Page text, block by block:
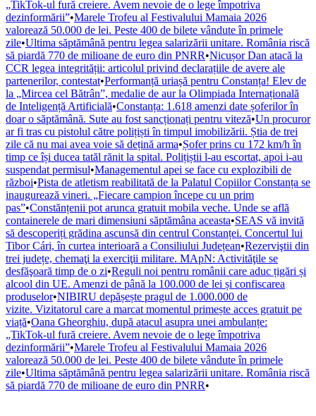
„TikTok-ul fură creiere. Avem nevoie de o lege împotriva
dezinformării”•Marele Trofeu al Festivalului Mamaia 2026
valorează 50.000 de lei. Peste 400 de bilete vândute în primele
zile•Ultima săptămână pentru legea salarizării unitare. România riscă
să piardă 770 de milioane de euro din PNRR•Nicușor Dan atacă la
CCR legea integrității: articolul privind declarațiile de avere ale
partenerilor, contestat•Performanță uriașă pentru Constanța! Elev de
la „Mircea cel Bătrân”, medalie de aur la Olimpiada Internațională
de Inteligență Artificială•Constanța: 1.618 amenzi date șoferilor în
doar o săptămână. Sute au fost sancționați pentru viteză•Un procuror
ar fi tras cu pistolul către polițiști în timpul imobilizării. Știa de trei
zile că nu mai avea voie să dețină arma•Șofer prins cu 172 km/h în
timp ce își ducea tatăl rănit la spital. Polițiștii l-au escortat, apoi i-au
suspendat permisul•Managementul apei se face cu explozibili de
război•Pista de atletism reabilitată de la Palatul Copiilor Constanța se
inaugurează vineri. „Fiecare campion începe cu un prim
pas”•Constănțenii pot arunca gratuit mobila veche. Unde se află
containerele de mari dimensiuni săptămâna aceasta•SEAS vă invită
să descoperiți grădina ascunsă din centrul Constanței. Concertul lui
Tibor Cári, în curtea interioară a Consiliului Județean•Rezerviştii din
trei județe, chemaţi la exerciţii militare. MApN: Activităţile se
desfăşoară timp de o zi•Reguli noi pentru românii care aduc țigări și
alcool din UE. Amenzi de până la 100.000 de lei și confiscarea
produselor•NIBIRU depășește pragul de 1.000.000 de
vizite. Vizitatorul care a marcat momentul primește acces gratuit pe
viață•Oana Gheorghiu, după atacul asupra unei ambulanțe:
„TikTok-ul fură creiere. Avem nevoie de o lege împotriva
dezinformării”•Marele Trofeu al Festivalului Mamaia 2026
valorează 50.000 de lei. Peste 400 de bilete vândute în primele
zile•Ultima săptămână pentru legea salarizării unitare. România riscă
să piardă 770 de milioane de euro din PNRR•